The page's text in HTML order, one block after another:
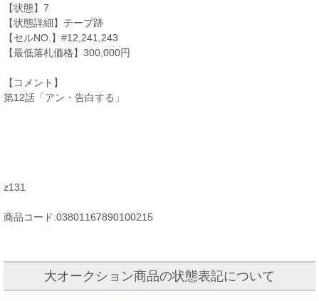
【状態】7
【状態詳細】テープ跡
【セルNO.】#12,241,243
【最低落札価格】300,000円
【コメント】
第12話「アン・告白する」
z131
商品コード:03801167890100215
大オークション商品の状態表記について